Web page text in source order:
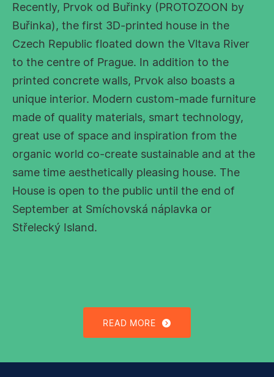
Recently, Prvok od Buřinky (PROTOZOON by
Buřinka), the first 3D-printed house in the
Czech Republic floated down the Vltava River
to the centre of Prague. In addition to the
printed concrete walls, Prvok also boasts a
unique interior. Modern custom-made furniture
made of quality materials, smart technology,
great use of space and inspiration from the
organic world co-create sustainable and at the
same time aesthetically pleasing house. The
House is open to the public until the end of
September at Smíchovská náplavka or
Střelecký Island.
READ MORE